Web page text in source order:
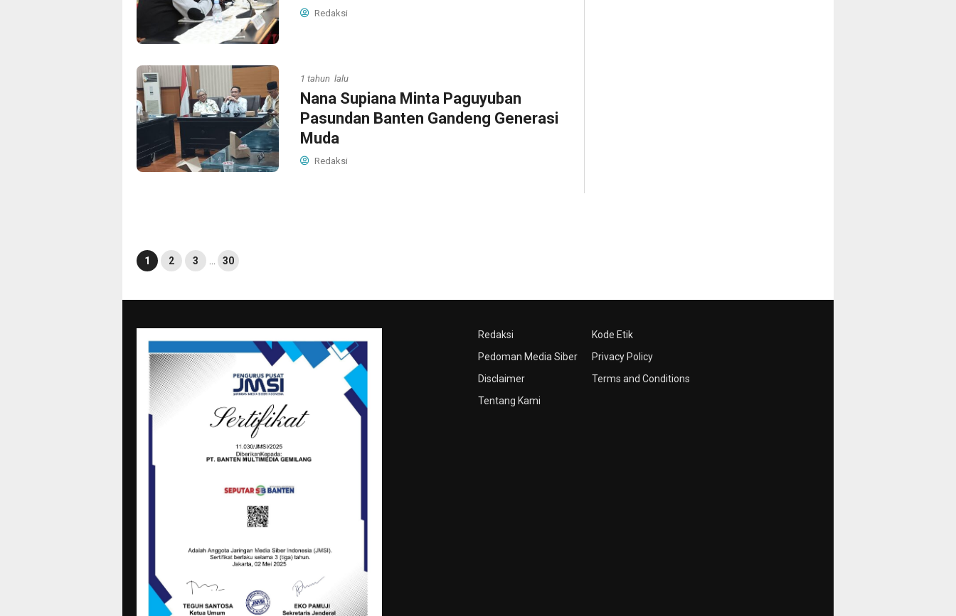
Redaksi
1 tahun lalu
Nana Supiana Minta Paguyuban
Pasundan Banten Gandeng Generasi
Muda
Redaksi
1 2 3 30
Redaksi
Pedoman Media Siber
Disclaimer
Tentang Kami
Kode Etik
Privacy Policy
Terms and Conditions